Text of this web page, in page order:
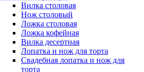
Вилка столовая
Нож столовый
Ложка столовая
Ложка кофейная
Вилка десертная
Лопатка и нож для торта
Свадебная лопатка и нож для
торта